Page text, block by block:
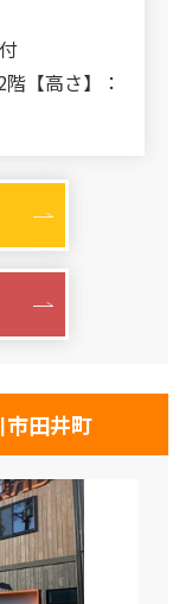
【高さ】：
市田井町